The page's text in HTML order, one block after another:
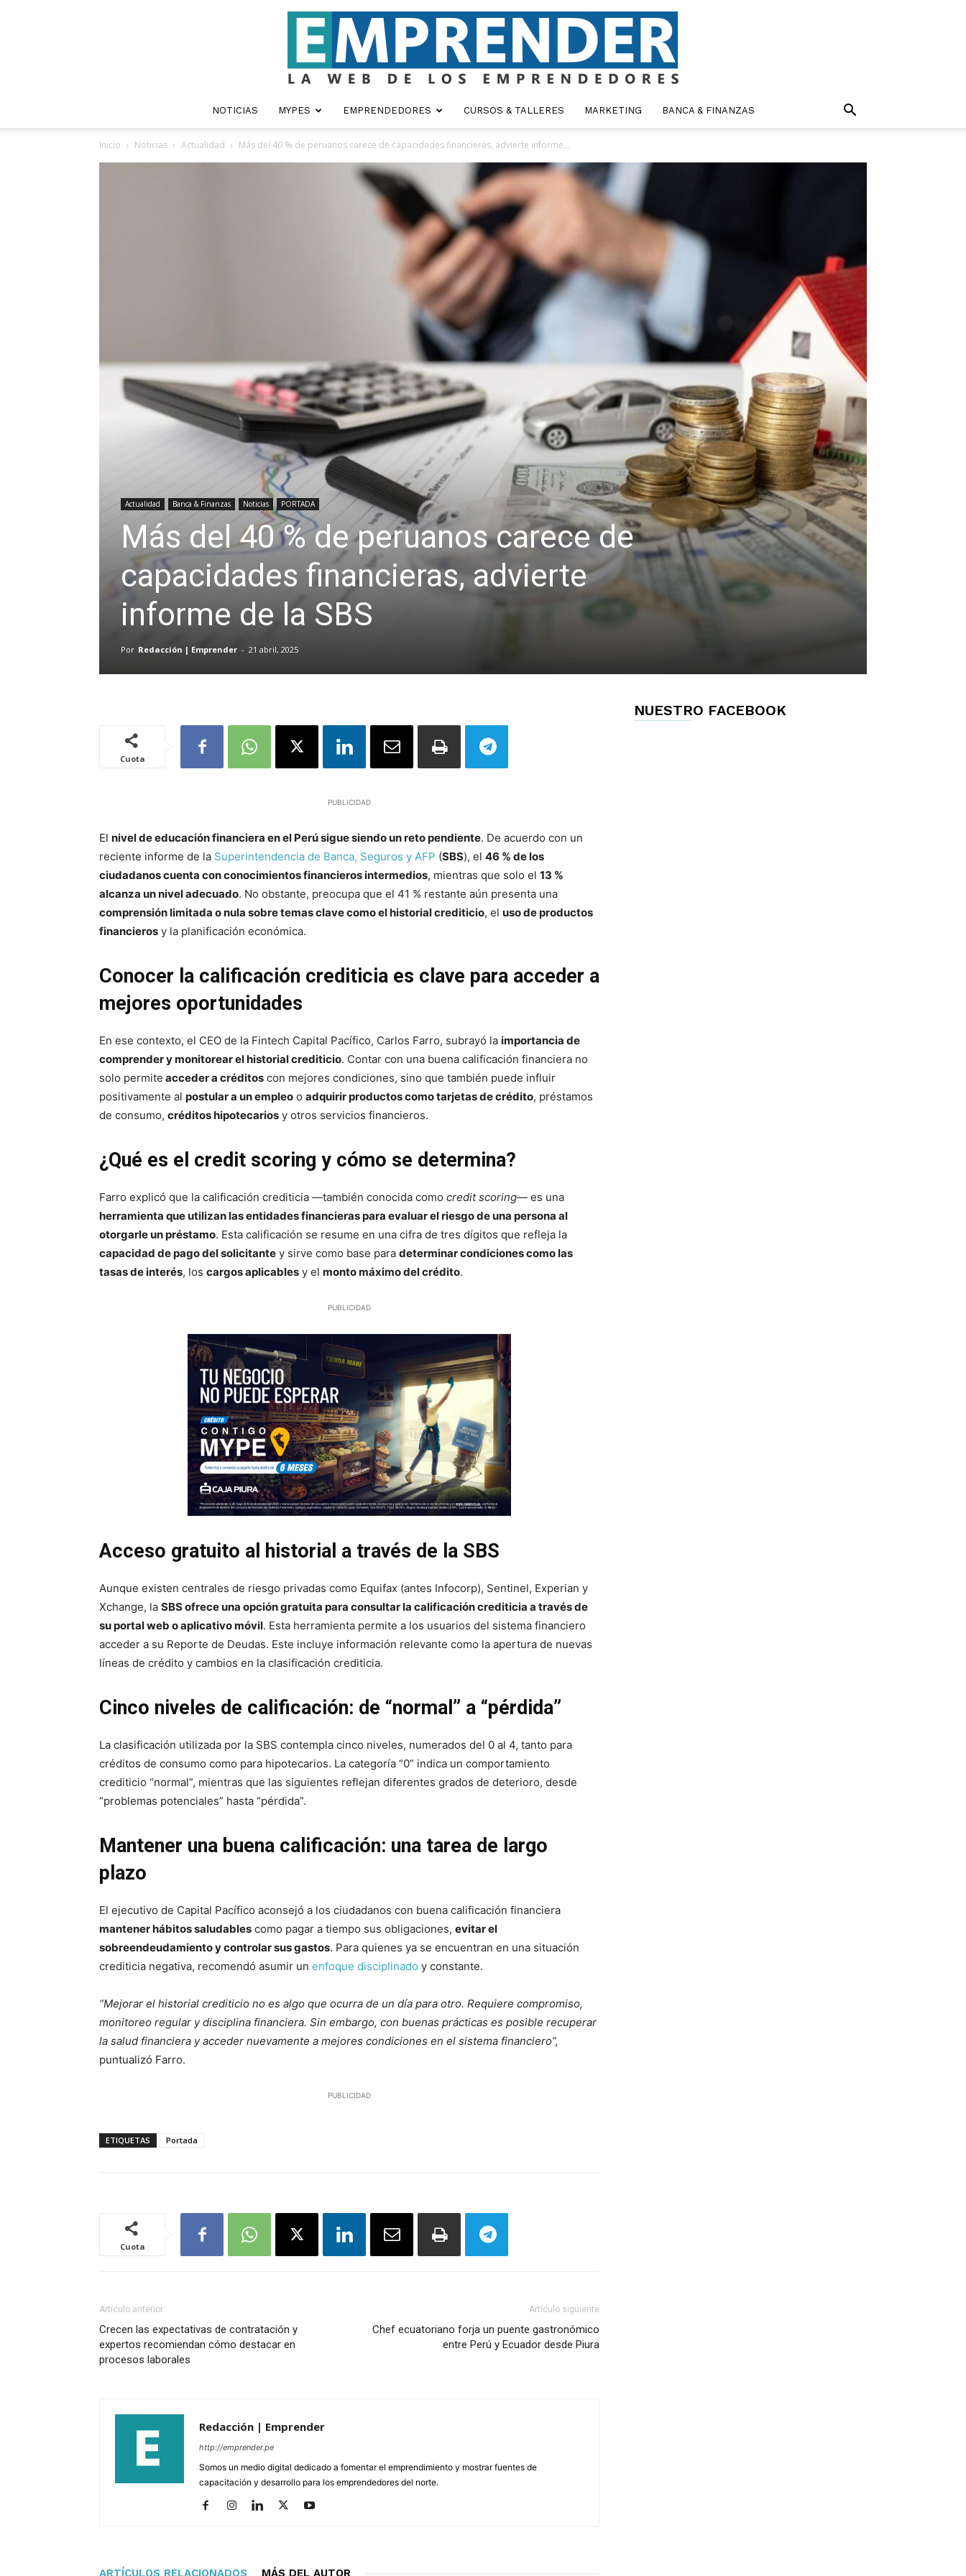
NOTICIAS MYPES EMPRENDEDORES CURSOS & TALLERES MARKETING BANCA & FINANZAS
Inicio Noticias Actualidad Más del 40 % de peruanos carece de capacidades financieras, advierte informe...
Actualidad Banca & Finanzas Noticias PORTADA
Más del 40 % de peruanos carece de
capacidades financieras, advierte
informe de la SBS
Por Redacción | Emprender - 21 abril, 2025
Cuota
PUBLICIDAD
El nivel de educación financiera en el Perú sigue siendo un reto pendiente. De acuerdo con un
reciente informe de la Superintendencia de Banca, Seguros y AFP (SBS), el 46 % de los
ciudadanos cuenta con conocimientos financieros intermedios, mientras que solo el 13 %
alcanza un nivel adecuado. No obstante, preocupa que el 41 % restante aún presenta una
comprensión limitada o nula sobre temas clave como el historial crediticio, el uso de productos
financieros y la planificación económica.
Conocer la calificación crediticia es clave para acceder a
mejores oportunidades
En ese contexto, el CEO de la Fintech Capital Pacífico, Carlos Farro, subrayó la importancia de
comprender y monitorear el historial crediticio. Contar con una buena calificación financiera no
solo permite acceder a créditos con mejores condiciones, sino que también puede influir
positivamente al postular a un empleo o adquirir productos como tarjetas de crédito, préstamos
de consumo, créditos hipotecarios y otros servicios financieros.
¿Qué es el credit scoring y cómo se determina?
Farro explicó que la calificación crediticia —también conocida como credit scoring— es una
herramienta que utilizan las entidades financieras para evaluar el riesgo de una persona al
otorgarle un préstamo. Esta calificación se resume en una cifra de tres dígitos que refleja la
capacidad de pago del solicitante y sirve como base para determinar condiciones como las
tasas de interés, los cargos aplicables y el monto máximo del crédito.
PUBLICIDAD
Acceso gratuito al historial a través de la SBS
Aunque existen centrales de riesgo privadas como Equifax (antes Infocorp), Sentinel, Experian y
Xchange, la SBS ofrece una opción gratuita para consultar la calificación crediticia a través de
su portal web o aplicativo móvil. Esta herramienta permite a los usuarios del sistema financiero
acceder a su Reporte de Deudas. Este incluye información relevante como la apertura de nuevas
líneas de crédito y cambios en la clasificación crediticia.
Cinco niveles de calificación: de “normal” a “pérdida”
La clasificación utilizada por la SBS contempla cinco niveles, numerados del 0 al 4, tanto para
créditos de consumo como para hipotecarios. La categoría “0” indica un comportamiento
crediticio “normal”, mientras que las siguientes reflejan diferentes grados de deterioro, desde
“problemas potenciales” hasta “pérdida”.
Mantener una buena calificación: una tarea de largo
plazo
El ejecutivo de Capital Pacífico aconsejó a los ciudadanos con buena calificación financiera
mantener hábitos saludables como pagar a tiempo sus obligaciones, evitar el
sobreendeudamiento y controlar sus gastos. Para quienes ya se encuentran en una situación
crediticia negativa, recomendó asumir un enfoque disciplinado y constante.
“Mejorar el historial crediticio no es algo que ocurra de un día para otro. Requiere compromiso,
monitoreo regular y disciplina financiera. Sin embargo, con buenas prácticas es posible recuperar
la salud financiera y acceder nuevamente a mejores condiciones en el sistema financiero”,
puntualizó Farro.
PUBLICIDAD
ETIQUETAS Portada
Cuota
Artículo anterior
Crecen las expectativas de contratación y
expertos recomiendan cómo destacar en
procesos laborales
Artículo siguiente
Chef ecuatoriano forja un puente gastronómico
entre Perú y Ecuador desde Piura
Redacción | Emprender
http://emprender.pe
Somos un medio digital dedicado a fomentar el emprendimiento y mostrar fuentes de
capacitación y desarrollo para los emprendedores del norte.
ARTÍCULOS RELACIONADOS MÁS DEL AUTOR
NUESTRO FACEBOOK